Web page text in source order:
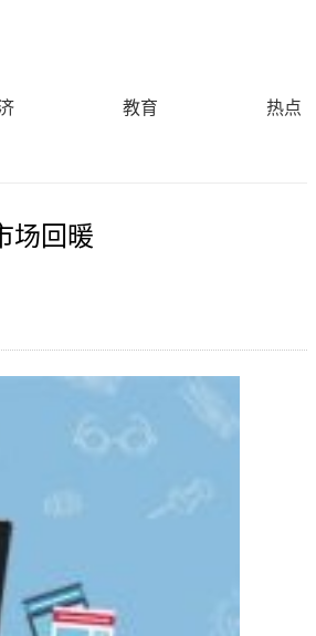
教育 热点
场回暖